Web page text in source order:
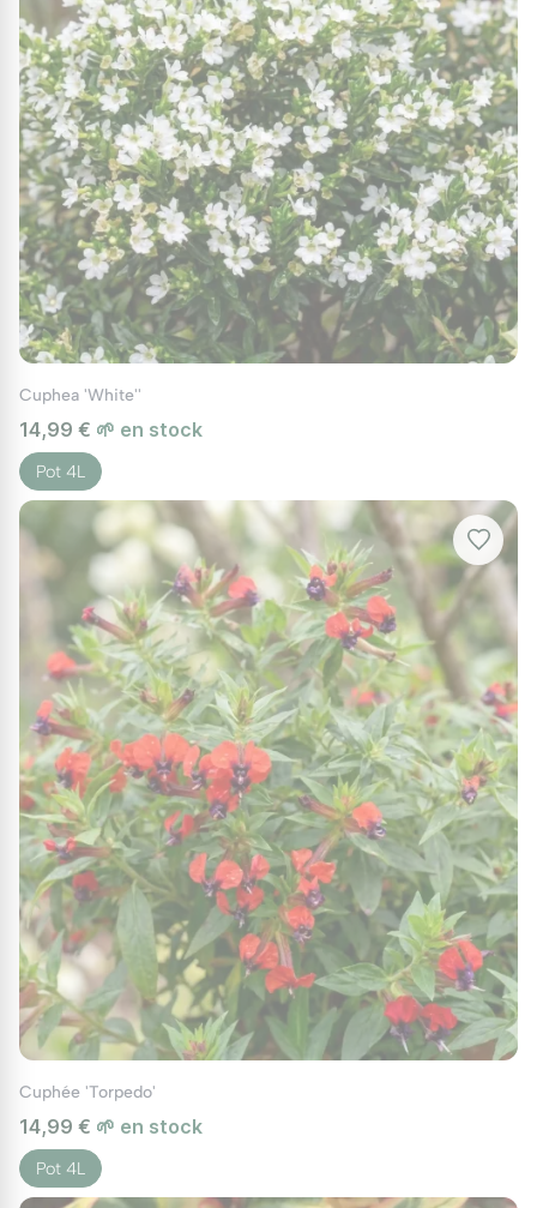
massifs et bordures, tout en créant un contraste
saisissant avec des fleurs aux couleurs vives comme
les géraniums ou pétunias. Elle fonctionne aussi bien
en pot pour embellir balcons et terrasses. Sa
résistance aux conditions arides la rend parfaite pour
des jardins de style méditerranéen ou des
aménagements paysagers qui nécessitent peu
d'arrosage. Idéal associé auSenecon Angel Wings
Senecio Angel Wingset auCrocus A Grandes Fleurs
Grand Maitre Crocus X Vernus Grand Maitre pour
composer un décor cohérent au fil des saisons.
Cuphea 'White''
14,99 € 🌱 en stock
Pot 4L
Cuphée 'Torpedo'
14,99 € 🌱 en stock
Pot 4L